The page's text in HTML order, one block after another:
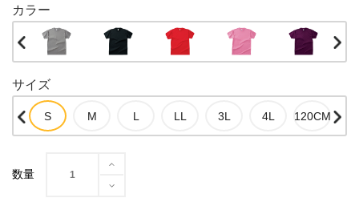
カラー
サイズ
数量